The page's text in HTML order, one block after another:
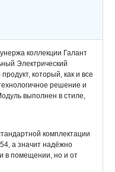
коллекции Галант
Электрический
который, как и все
решение и
выполнен в стиле,
комплектации
а значит надёжно
в помещении, но и от